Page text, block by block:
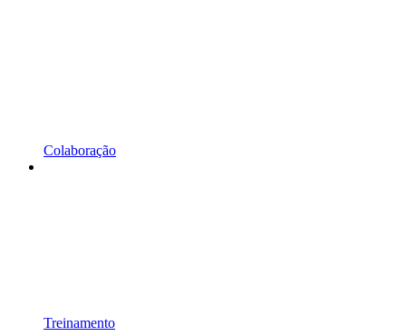
Colaboração
Treinamento